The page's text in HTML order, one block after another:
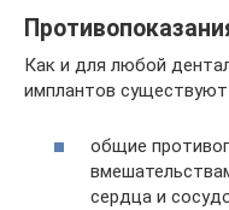
Как и для любой
имплантов
общие
сердца и